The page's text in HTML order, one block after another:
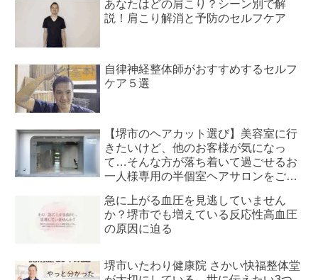
あなたはどの肩こり？シーン別で解
説！肩こり解消と予防のセルフケア
自律神経整体師がおすすめするセルフ
ケア５選
【堺市のヘアカット選び】美容室に行
きたいけど、他のお客様が気になっ
て…そんな方が落ち着いて過ごせるお
一人様専用の半個室ヘアサロンをご紹
急に上がる血圧を見逃していません
か？堺市でも増えている反応性高血圧
の原因に迫る
堺市いたわり健康院 さかい快福整体堂